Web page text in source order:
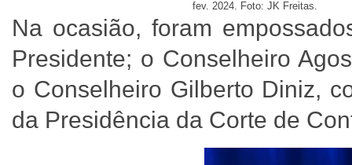
fev. 2024. Foto: JK Freitas.
Na ocasião, foram
Presidente; o Conselheiro
o Conselheiro Gilberto Diniz,
da Presidência da Corte de